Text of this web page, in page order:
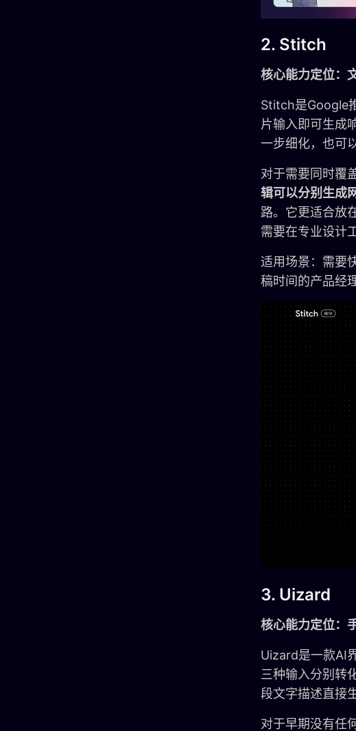
2. Stitch
核心能力定位：
Stitch是Google
片输入即可生成
一步细化，也可
对于需要同时覆
辑可以分别生成
路。它更适合放
需要在专业设计
适用场景：需要
稿时间的产品经
3. Uizard
核心能力定位：
Uizard是一款AI
三种输入分别转
段文字描述直接
对于早期没有任